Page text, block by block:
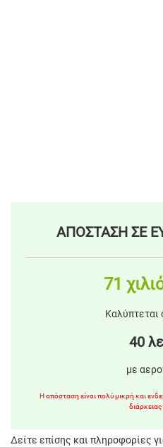
ΑΠΟΣΤΑΣΗ ΣΕ
71
Καλύπτεται
40
με
Η απόσταση είναι πολύ μικρή και
Δείτε επίσης και πληροφορίες